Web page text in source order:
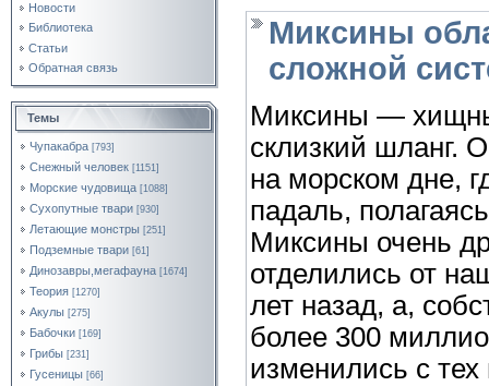
Новости
Библиотека
Статьи
Обратная связь
Темы
Чупакабра [793]
Снежный человек [1151]
Морские чудовища [1088]
Сухопутные твари [930]
Летающие монстры [251]
Подземные твари [61]
Динозавры,мегафауна [1674]
Теория [1270]
Акулы [275]
Бабочки [169]
Грибы [231]
Гусеницы [66]
Миксины
сложной
Миксины —
склизкий шланг.
на морском дне,
падаль,
Миксины очень
отделились от
лет назад, а,
более 300
изменились с тех